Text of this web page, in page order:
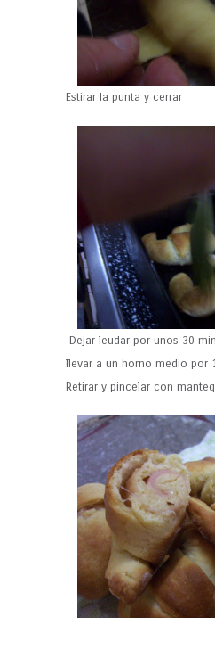
Estirar la punta y cerrar
Dejar leudar por unos 30
llevar a un horno medio por
Retirar y pincelar con